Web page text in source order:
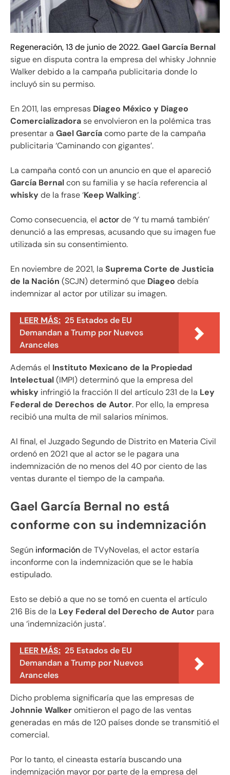
Regeneración, 13 de junio de 2022.Gael García Bernal
sigue en disputa contra la empresa del whisky Johnnie
Walker​ debido a la campaña publicitaria donde lo
incluyó sin su permiso.
En 2011, las empresas Diageo México y Diageo
Comercializadorase envolvieron en la polémica tras
presentar a Gael Garcíacomo parte de la campaña
publicitaria ‘Caminando con gigantes’.
La campaña contó con un anuncio en que el apareció
García Bernalcon su familia y se hacía referencia al
whiskyde la frase ‘Keep Walking‘.
Como consecuencia, el actorde ‘Y tu mamá también’
denunció a las empresas, acusando que su imagen fue
utilizada sin su consentimiento.
En noviembre de 2021, la Suprema Corte de Justicia
de la Nación (SCJN) determinó que Diageo debía
indemnizar al actor por utilizar su imagen.
LEER MÁS: 25 Estados de EU
Demandan a Trump por Nuevos
Aranceles
Además el Instituto Mexicano de la Propiedad
Intelectual(IMPI) determinó que la empresa del
whisky infringió la fracción II del artículo 231 de la Ley
Federal de Derechos de Autor. Por ello, la empresa
recibió una multa de mil salarios mínimos.
Al final, el Juzgado Segundo de Distrito en Materia Civil
ordenó en 2021 que al actor se le pagara una
indemnización de no menos del 40 por ciento de las
ventas durante el tiempo de la campaña.
Gael García Bernal no está
conforme con su indemnización
Según informaciónde TVyNovelas, el actor estaría
inconforme con la indemnización que se le había
estipulado.
Esto se debió a que no se tomó en cuenta el artículo
216 Bis de la Ley Federal del Derecho de Autor para
una ‘indemnización justa’.
LEER MÁS: 25 Estados de EU
Demandan a Trump por Nuevos
Aranceles
Dicho problema significaría que las empresas de
Johnnie Walkeromitieron el pago de las ventas
generadas en más de 120 países donde se transmitió el
comercial.
Por lo tanto, el cineasta estaría buscando una
indemnización mayor por parte de la empresa del